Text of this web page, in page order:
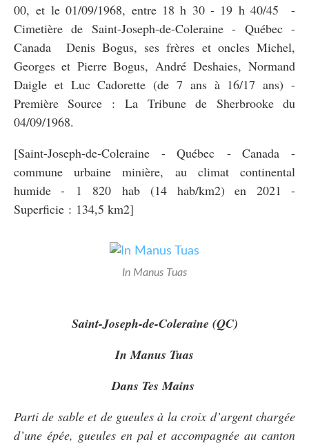
00, et le 01/09/1968, entre 18 h 30 - 19 h 40/45 -
Cimetière de Saint-Joseph-de-Coleraine - Québec -
Canada Denis Bogus, ses frères et oncles Michel,
Georges et Pierre Bogus, André Deshaies, Normand
Daigle et Luc Cadorette (de 7 ans à 16/17 ans) -
Première Source : La Tribune de Sherbrooke du
04/09/1968.
[Saint-Joseph-de-Coleraine - Québec - Canada -
commune urbaine minière, au climat continental
humide - 1 820 hab (14 hab/km2) en 2021 -
Superficie : 134,5 km2]
In Manus Tuas
Saint-Joseph-de-Coleraine (QC)
In Manus Tuas
Dans Tes Mains
Parti de sable et de gueules à la croix d’argent chargée
d’une épée, gueules en pal et accompagnée au canton